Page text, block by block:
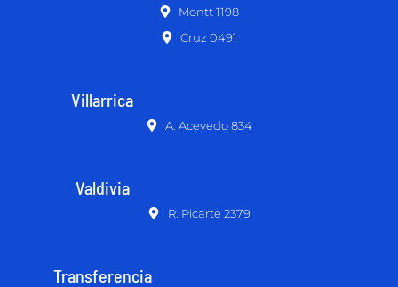
Montt 1198
Cruz 0491
Villarrica
A. Acevedo 834
Valdivia
R. Picarte 2379
Transferencia